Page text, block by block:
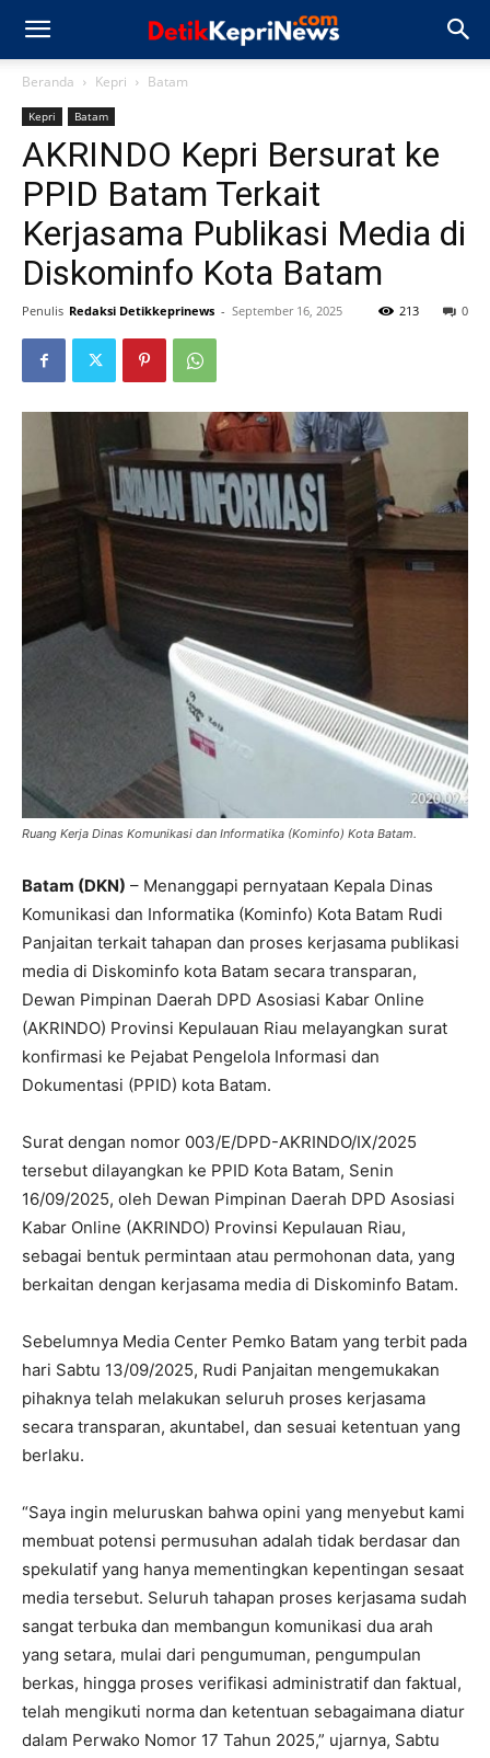
Beranda Kepri Batam
Kepri Batam
AKRINDO Kepri Bersurat ke
PPID Batam Terkait
Kerjasama Publikasi Media di
Diskominfo Kota Batam
Penulis Redaksi Detikkeprinews - September 16, 2025 0
213
Ruang Kerja Dinas Komunikasi dan Informatika (Kominfo) Kota Batam.
Batam (DKN) – Menanggapi pernyataan Kepala Dinas
Komunikasi dan Informatika (Kominfo) Kota Batam Rudi
Panjaitan terkait tahapan dan proses kerjasama publikasi
media di Diskominfo kota Batam secara transparan,
Dewan Pimpinan Daerah DPD Asosiasi Kabar Online
(AKRINDO) Provinsi Kepulauan Riau melayangkan surat
konfirmasi ke Pejabat Pengelola Informasi dan
Dokumentasi (PPID) kota Batam.
Surat dengan nomor 003/E/DPD-AKRINDO/IX/2025
tersebut dilayangkan ke PPID Kota Batam, Senin
16/09/2025, oleh Dewan Pimpinan Daerah DPD Asosiasi
Kabar Online (AKRINDO) Provinsi Kepulauan Riau,
sebagai bentuk permintaan atau permohonan data, yang
berkaitan dengan kerjasama media di Diskominfo Batam.
Sebelumnya Media Center Pemko Batam yang terbit pada
hari Sabtu 13/09/2025, Rudi Panjaitan mengemukakan
pihaknya telah melakukan seluruh proses kerjasama
secara transparan, akuntabel, dan sesuai ketentuan yang
berlaku.
“Saya ingin meluruskan bahwa opini yang menyebut kami
membuat potensi permusuhan adalah tidak berdasar dan
spekulatif yang hanya mementingkan kepentingan sesaat
media tersebut. Seluruh tahapan proses kerjasama sudah
sangat terbuka dan membangun komunikasi dua arah
yang setara, mulai dari pengumuman, pengumpulan
berkas, hingga proses verifikasi administratif dan faktual,
telah mengikuti norma dan ketentuan sebagaimana diatur
dalam Perwako Nomor 17 Tahun 2025,” ujarnya, Sabtu